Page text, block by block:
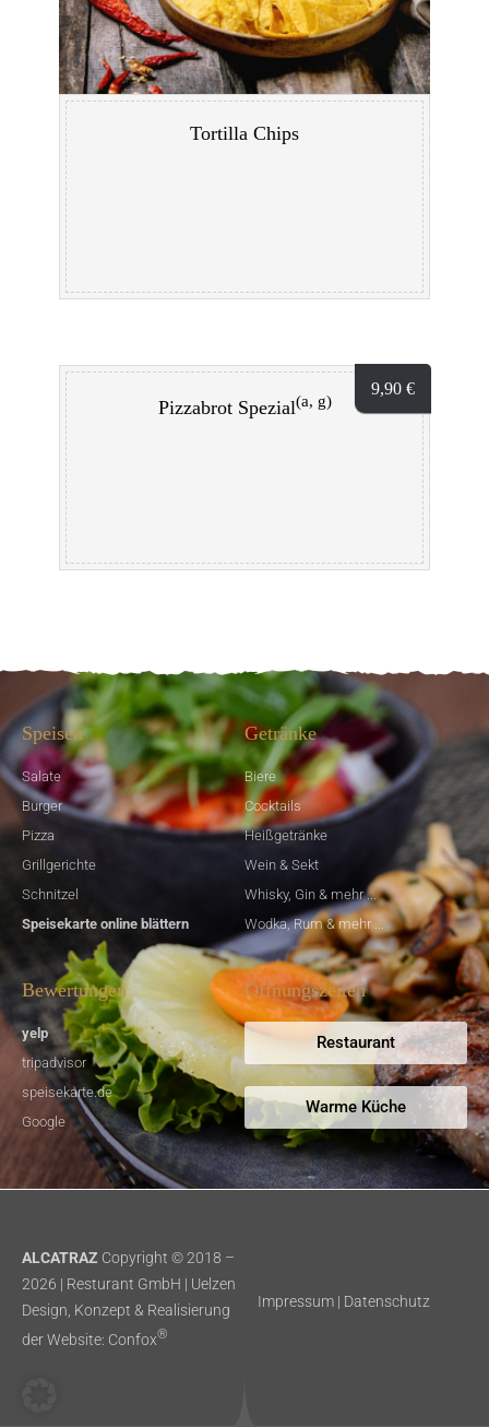
Tortilla Chips
9,90 €
Pizzabrot Spezial(a, g)
Speisen
Salate
Burger
Pizza
Grillgerichte
Schnitzel
Speisekarte online blättern
Getränke
Biere
Cocktails
Heißgetränke
Wein & Sekt
Whisky, Gin & mehr ...
Wodka, Rum & mehr ...
Bewertungen
yelp
tripadvisor
speisekarte.de
Google
Öffnungszeiten
Restaurant
Warme Küche
ALCATRAZ Copyright © 2018 –
2026 | Resturant GmbH | Uelzen
Design, Konzept & Realisierung
der Website: Confox®
Impressum | Datenschutz